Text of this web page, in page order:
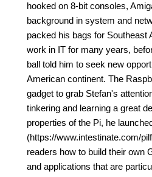
hooked on 8-bit consoles,
background in system and
packed his bags for Southeast
work in IT for many years,
ball told him to seek new
American continent. The
gadget to grab Stefan's
tinkering and learning a great
properties of the Pi, he
(https://www.intestinate.com/
readers how to build their own
and applications that are